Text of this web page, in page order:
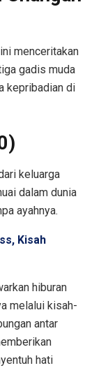
menceritakan
gadis muda
kepribadian di
keluarga
dalam dunia
ayahnya.
Kisah
hiburan
melalui kisah-
antar
hati